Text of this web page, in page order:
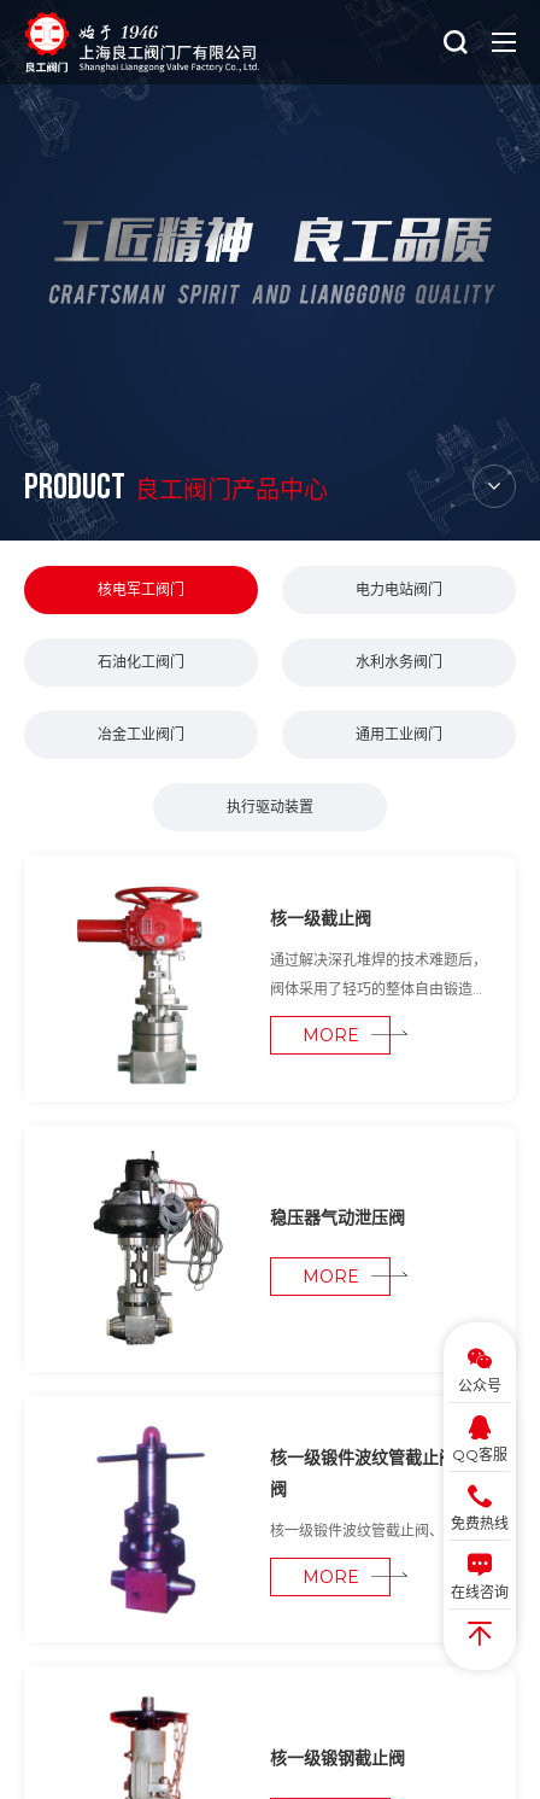
PRODUCT 良工阀门产品中心
核电军工阀门 电力电站阀门
石油化工阀门 水利水务阀门
冶金工业阀门 通用工业阀门
执行驱动装置
核一级截止阀
通过解决深孔堆焊的技术难题后，
阀体采用了轻巧的整体自由锻造结
构，波纹管直接安装在阀体腔内，
解决了原来结构复杂、重量重、安
MORE
稳压器气动泄压阀
MORE
核一级锻件波纹管截止阀、节流
阀
核一级锻件波纹管截止阀、节流阀
MORE
核一级锻钢截止阀
公众号
QQ客服
免费热线
在线咨询